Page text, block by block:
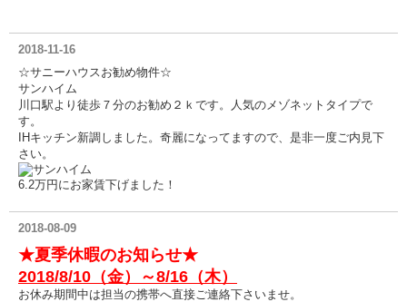
2018-11-16
☆サニーハウスお勧め物件☆
サンハイム
川口駅より徒歩７分のお勧め２ｋです。人気のメゾネットタイプで
す。
IHキッチン新調しました。奇麗になってますので、 是非一度ご内見下
さい。
6.2万円にお家賃下げました！
2018-08-09
★夏季休暇のお知らせ★
2018/8/10（金）～8/16（木）
お休み期間中は担当の携帯へ直接ご連絡下さいませ。